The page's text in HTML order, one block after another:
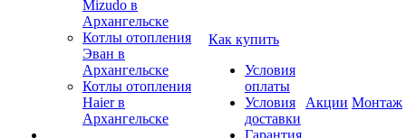
Mizudo в
Архангельске
Котлы отопления
Эван в
Архангельске
Котлы отопления
Haier в
Архангельске
Как купить
Условия
оплаты
Условия
доставки
Гарантия
Акции Монтаж